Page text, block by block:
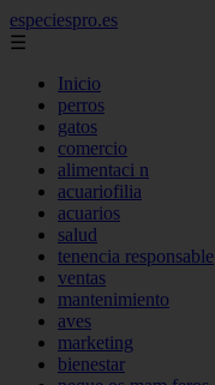
especiespro.es
☰
Inicio
perros
gatos
comercio
alimentaci n
acuariofilia
acuarios
salud
tenencia responsable
ventas
mantenimiento
aves
marketing
bienestar